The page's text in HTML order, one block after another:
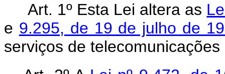
Art. 1º Esta Lei altera as
e 9.295, de 19 de julho de
serviços de